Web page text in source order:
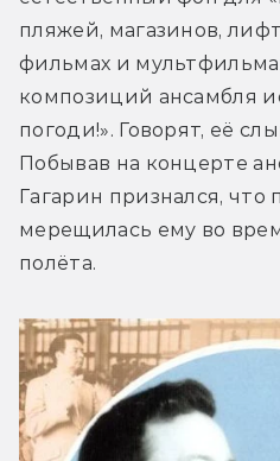
пляжей, магазинов,
фильмах и
композиций ансамбля
погоди!». Говорят, её
Побывав на концерте
Гагарин признался, что
мерещилась ему во
полёта.